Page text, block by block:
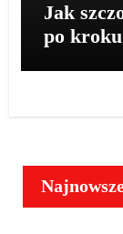
Jak
po kroku